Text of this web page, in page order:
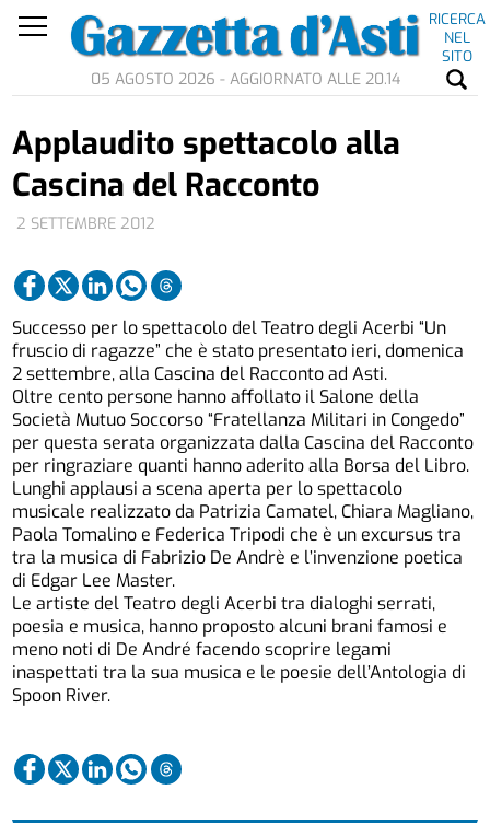
RICERCA
NEL
SITO
05 AGOSTO 2026 - AGGIORNATO ALLE 20.14
2 SETTEMBRE 2012
Applaudito spettacolo alla
Cascina del Racconto
Successo per lo spettacolo del Teatro degli Acerbi “Un
fruscio di ragazze” che è stato presentato ieri, domenica
2 settembre, alla Cascina del Racconto ad Asti.
Oltre cento persone hanno affollato il Salone della
Società Mutuo Soccorso “Fratellanza Militari in Congedo”
per questa serata organizzata dalla Cascina del Racconto
per ringraziare quanti hanno aderito alla Borsa del Libro.
Lunghi applausi a scena aperta per lo spettacolo
musicale realizzato da Patrizia Camatel, Chiara Magliano,
Paola Tomalino e Federica Tripodi che è un excursus tra
tra la musica di Fabrizio De Andrè e l’invenzione poetica
di Edgar Lee Master.
Le artiste del Teatro degli Acerbi tra dialoghi serrati,
poesia e musica, hanno proposto alcuni brani famosi e
meno noti di De André facendo scoprire legami
inaspettati tra la sua musica e le poesie dell’Antologia di
Spoon River.